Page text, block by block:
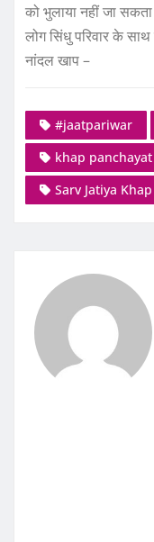
को भुलाया नहीं जा
लोग सिंधु परिवार के
नांदल खाप –
#jaatpariwar
khap panchayat
Sarv Jatiya